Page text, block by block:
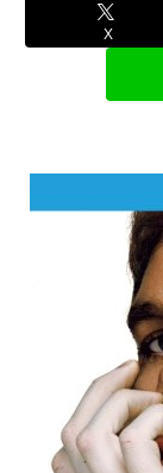
X